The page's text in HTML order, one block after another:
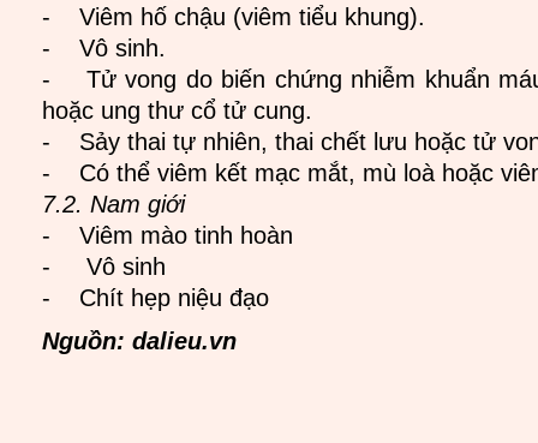
- Viêm hố chậu (viêm tiểu khung).
- Vô sinh.
- Tử vong do biến chứng nhiễm khuẩn
hoặc ung thư cổ tử cung.
- Sảy thai tự nhiên, thai chết lưu hoặc tử
- Có thể viêm kết mạc mắt, mù loà hoặc
7.2. Nam giới
- Viêm mào tinh hoàn
- Vô sinh
- Chít hẹp niệu đạo
Nguồn: dalieu.vn